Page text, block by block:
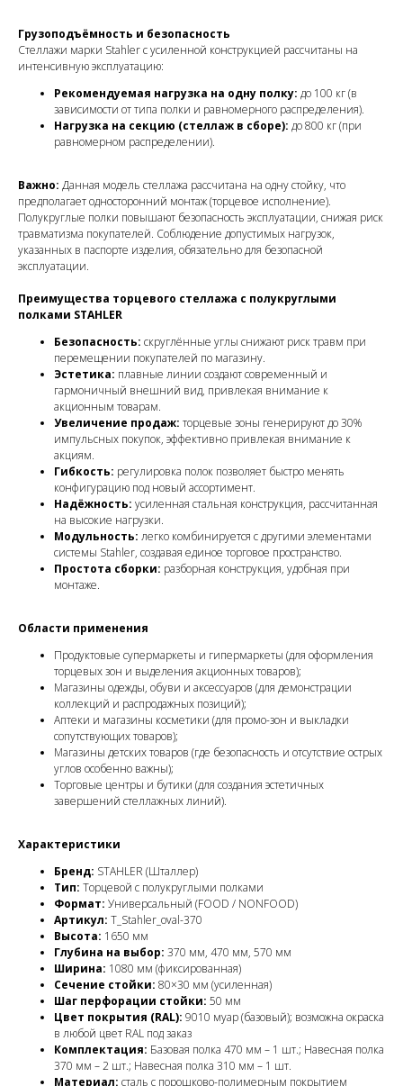
Грузоподъёмность и безопасность
Стеллажи марки Stahler с усиленной конструкцией рассчитаны на
интенсивную эксплуатацию:
Рекомендуемая нагрузка на одну полку: до 100 кг (в
зависимости от типа полки и равномерного распределения).
Нагрузка на секцию (стеллаж в сборе): до 800 кг (при
равномерном распределении).
Важно: Данная модель стеллажа рассчитана на одну стойку, что
предполагает односторонний монтаж (торцевое исполнение).
Полукруглые полки повышают безопасность эксплуатации, снижая риск
травматизма покупателей. Соблюдение допустимых нагрузок,
указанных в паспорте изделия, обязательно для безопасной
эксплуатации.
Преимущества торцевого стеллажа с полукруглыми
полками STAHLER
Безопасность: скруглённые углы снижают риск травм при
перемещении покупателей по магазину.
Эстетика: плавные линии создают современный и
гармоничный внешний вид, привлекая внимание к
акционным товарам.
Увеличение продаж: торцевые зоны генерируют до 30%
импульсных покупок, эффективно привлекая внимание к
акциям.
Гибкость: регулировка полок позволяет быстро менять
конфигурацию под новый ассортимент.
Надёжность: усиленная стальная конструкция, рассчитанная
на высокие нагрузки.
Модульность: легко комбинируется с другими элементами
системы Stahler, создавая единое торговое пространство.
Простота сборки: разборная конструкция, удобная при
монтаже.
Области применения
Продуктовые супермаркеты и гипермаркеты (для оформления
торцевых зон и выделения акционных товаров);
Магазины одежды, обуви и аксессуаров (для демонстрации
коллекций и распродажных позиций);
Аптеки и магазины косметики (для промо-зон и выкладки
сопутствующих товаров);
Магазины детских товаров (где безопасность и отсутствие острых
углов особенно важны);
Торговые центры и бутики (для создания эстетичных
завершений стеллажных линий).
Характеристики
Бренд: STAHLER (Шталлер)
Тип: Торцевой с полукруглыми полками
Формат: Универсальный (FOOD / NONFOOD)
Артикул: T_Stahler_oval-370
Высота: 1650 мм
Глубина на выбор: 370 мм, 470 мм, 570 мм
Ширина: 1080 мм (фиксированная)
Сечение стойки: 80×30 мм (усиленная)
Шаг перфорации стойки: 50 мм
Цвет покрытия (RAL): 9010 муар (базовый); возможна окраска
в любой цвет RAL под заказ
Комплектация: Базовая полка 470 мм – 1 шт.; Навесная полка
370 мм – 2 шт.; Навесная полка 310 мм – 1 шт.
Материал: сталь с порошково-полимерным покрытием